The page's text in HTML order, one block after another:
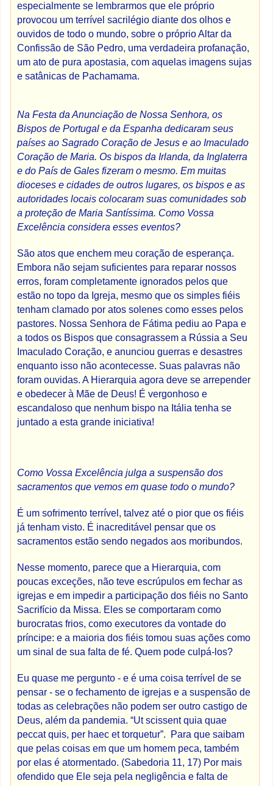
especialmente se lembrarmos que ele próprio
provocou um terrível sacrilégio diante dos olhos e
ouvidos de todo o mundo, sobre o próprio Altar da
Confissão de São Pedro, uma verdadeira profanação,
um ato de pura apostasia, com aquelas imagens sujas
e satânicas de Pachamama.
Na Festa da Anunciação de Nossa Senhora, os
Bispos de Portugal e da Espanha dedicaram seus
países ao Sagrado Coração de Jesus e ao Imaculado
Coração de Maria. Os bispos da Irlanda, da Inglaterra
e do País de Gales fizeram o mesmo. Em muitas
dioceses e cidades de outros lugares, os bispos e as
autoridades locais colocaram suas comunidades sob
a proteção de Maria Santíssima. Como Vossa
Excelência considera esses eventos?
São atos que enchem meu coração de esperança.
Embora não sejam suficientes para reparar nossos
erros, foram completamente ignorados pelos que
estão no topo da Igreja, mesmo que os simples fiéis
tenham clamado por atos solenes como esses pelos
pastores. Nossa Senhora de Fátima pediu ao Papa e
a todos os Bispos que consagrassem a Rússia a Seu
Imaculado Coração, e anunciou guerras e desastres
enquanto isso não acontecesse. Suas palavras não
foram ouvidas. A Hierarquia agora deve se arrepender
e obedecer à Mãe de Deus! É vergonhoso e
escandaloso que nenhum bispo na Itália tenha se
juntado a esta grande iniciativa!
Como Vossa Excelência julga a suspensão dos
sacramentos que vemos em quase todo o mundo?
É um sofrimento terrível, talvez até o pior que os fiéis
já tenham visto. É inacreditável pensar que os
sacramentos estão sendo negados aos moribundos.
Nesse momento, parece que a Hierarquia, com
poucas exceções, não teve escrúpulos em fechar as
igrejas e em impedir a participação dos fiéis no Santo
Sacrifício da Missa. Eles se comportaram como
burocratas frios, como executores da vontade do
príncipe: e a maioria dos fiéis tomou suas ações como
um sinal de sua falta de fé. Quem pode culpá-los?
Eu quase me pergunto - e é uma coisa terrível de se
pensar - se o fechamento de igrejas e a suspensão de
todas as celebrações não podem ser outro castigo de
Deus, além da pandemia.“Ut scissent quia quae
peccat quis, per haec et torquetur”.
Para que saibam
que pelas coisas em que um homem peca, também
por elas é atormentado. (Sabedoria 11, 17) Por mais
ofendido que Ele seja pela negligência e falta de